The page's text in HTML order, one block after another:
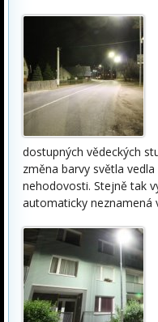
dostupných vědeckých
změna barvy světla
nehodovosti. Stejně tak
automaticky neznamená